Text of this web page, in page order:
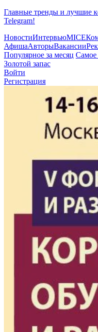
Главные тренды и лучшие
Telegram!
НовостиИнтервьюMICE
АфишаАвторыВакансии
Популярное за месяц Самое
Золотой запас
Войти
Регистрация